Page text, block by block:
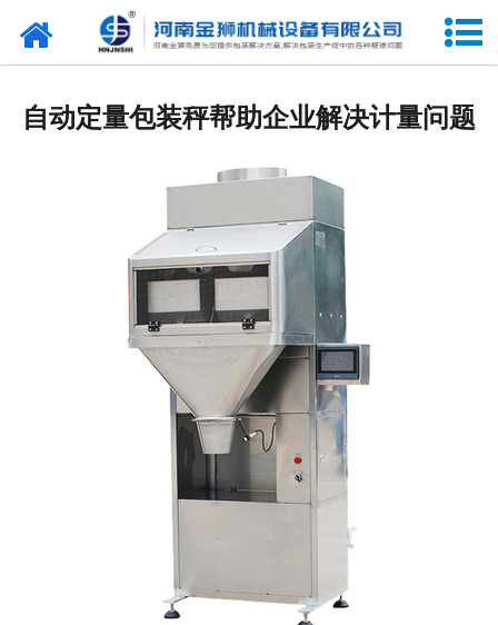
网站首页
新闻中心
合作客户
展会信息
客户留言
联系我们
阿里巴巴
自动定量包装秤帮助企业解决计量问题